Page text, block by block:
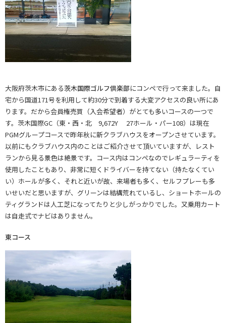
大阪府茨木市にある茨木国際ゴルフ倶楽部にコンペで行って来ました。自
宅から国道171号を利用して約30分で到着する大変アクセスの良い所にあ
ります。だから会員権売買（入会希望者）がとても多いコースの一つで
す。茨木国際GC（東・西・北 9,672Y 27ホール・パー108）は現在
PGMグループコースで昨年秋に新クラブハウスをオープンさせています。
以前にもクラブハウス内のことはご紹介させて頂いていますが、レスト
ランから見る景色は絶景です。コース内はコンペなのでレギュラーティを
使用したこともあり、非常に短くドライバーを持てない（持たなくてい
い）ホールが多く、それと近いが故、来場者も多く、セルフプレーも多
いせいだと思いますが、グリーンは結構荒れているし、ショートホールの
ティグランドは人工芝になってたりと少しがっかりでした。又乗用カート
は自走式でナビはありません。
東コース